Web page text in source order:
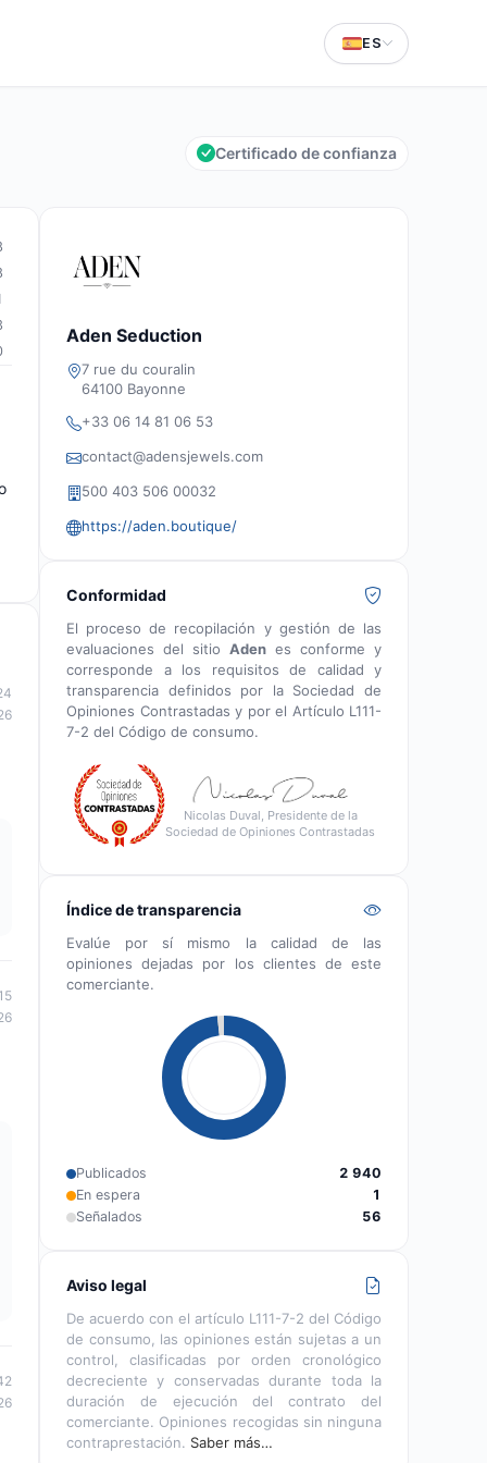
ES
Certificado de confianza
Aden Seduction
7 rue du couralin
64100 Bayonne
+33 06 14 81 06 53
contact@adensjewels.com
500 403 506 00032
https://aden.boutique/
Conformidad
El proceso de recopilación y gestión de las
evaluaciones del sitio Aden es conforme y
corresponde a los requisitos de calidad y
transparencia definidos por la Sociedad de
Opiniones Contrastadas y por el Artículo L111-
7-2 del Código de consumo.
Nicolas Duval, Presidente de la
Sociedad de Opiniones Contrastadas
Índice de transparencia
Evalúe por sí mismo la calidad de las
opiniones dejadas por los clientes de este
comerciante.
Publicados
2 940
En espera
1
Señalados
56
Aviso legal
De acuerdo con el artículo L111-7-2 del Código
de consumo, las opiniones están sujetas a un
control, clasificadas por orden cronológico
decreciente y conservadas durante toda la
duración de ejecución del contrato del
comerciante. Opiniones recogidas sin ninguna
contraprestación. Saber más…